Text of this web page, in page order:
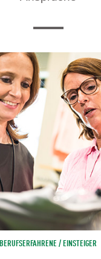
BERUFSERFAHRENE / EINSTEIGER